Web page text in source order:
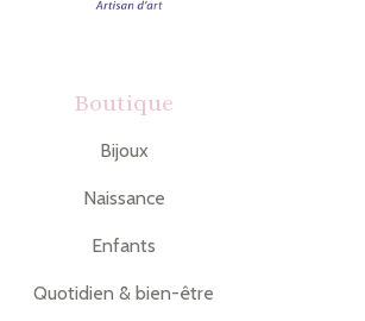
Boutique
Bijoux
Naissance
Enfants
Quotidien & bien-être